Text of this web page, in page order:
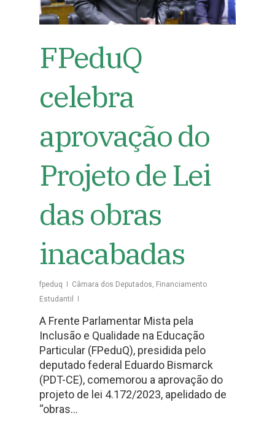
FPeduQ
celebra
aprovação do
Projeto de Lei
das obras
inacabadas
fpeduq Câmara dos Deputados, Financiamento
Estudantil
A Frente Parlamentar Mista pela
Inclusão e Qualidade na Educação
Particular (FPeduQ), presidida pelo
deputado federal Eduardo Bismarck
(PDT-CE), comemorou a aprovação do
projeto de lei 4.172/2023, apelidado de
“obras…